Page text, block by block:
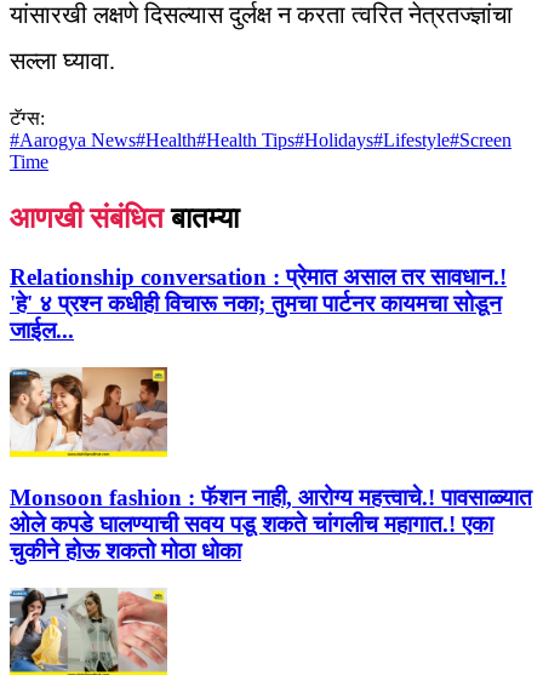
यांसारखी लक्षणे दिसल्यास दुर्लक्ष न करता त्वरित नेत्रतज्ज्ञांचा
सल्ला घ्यावा.
टॅग्स:
#Aarogya News#Health#Health Tips#Holidays#Lifestyle#Screen
Time
आणखी संबंधित बातम्या
Relationship conversation : प्रेमात असाल तर सावधान.!
'हे' ४ प्रश्न कधीही विचारू नका; तुमचा पार्टनर कायमचा सोडून
जाईल...
Monsoon fashion : फॅशन नाही, आरोग्य महत्त्वाचे.! पावसाळ्यात
ओले कपडे घालण्याची सवय पडू शकते चांगलीच महागात.! एका
चुकीने होऊ शकतो मोठा धोका